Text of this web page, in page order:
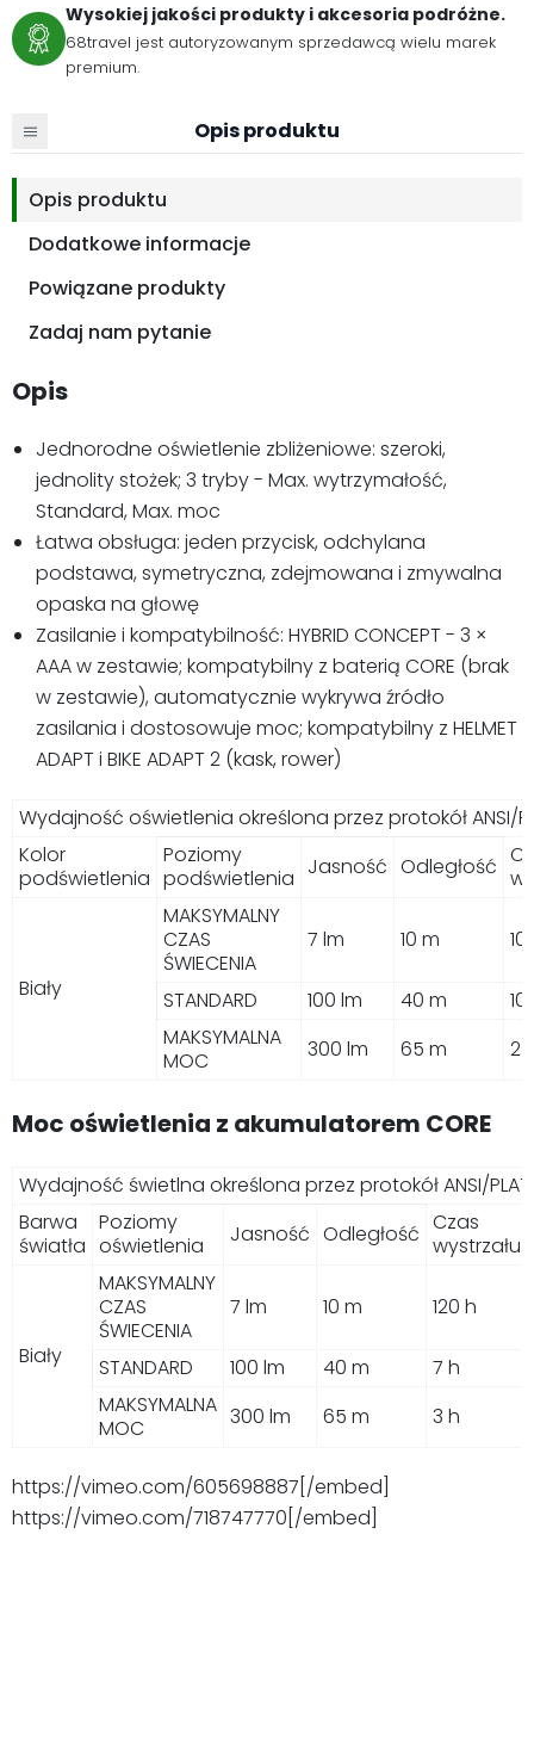
Wysokiej jakości produkty i akcesoria podróżne.
68travel jest autoryzowanym sprzedawcą wielu marek
premium.
Opis produktu
Opis produktu
Dodatkowe informacje
Powiązane produkty
Zadaj nam pytanie
Opis
Jednorodne oświetlenie zbliżeniowe: szeroki,
jednolity stożek; 3 tryby - Max. wytrzymałość,
Standard, Max. moc
Łatwa obsługa: jeden przycisk, odchylana
podstawa, symetryczna, zdejmowana i zmywalna
opaska na głowę
Zasilanie i kompatybilność: HYBRID CONCEPT - 3 ×
AAA w zestawie; kompatybilny z baterią CORE (brak
w zestawie), automatycznie wykrywa źródło
zasilania i dostosowuje moc; kompatybilny z HELMET
ADAPT i BIKE ADAPT 2 (kask, rower)
Wydajność oświetlenia określona przez protokół ANSI/
Kolor
podświetlenia
Poziomy
podświetlenia Jasność Odległość
Biały
MAKSYMALNY
CZAS
ŚWIECENIA
7 lm 10 m
STANDARD 100 lm 40 m
10
MAKSYMALNA
MOC
300 lm 65 m 2
Moc oświetlenia z akumulatorem CORE
Wydajność świetlna określona przez protokół ANSI/
Barwa
światła
Poziomy
oświetlenia
Jasność Odległość Czas
wystrzału
Biały
MAKSYMALNY
CZAS
ŚWIECENIA
7 lm 10 m 120 h
STANDARD 100 lm 40 m
7 h
MAKSYMALNA
MOC
300 lm 65 m 3 h
https://vimeo.com/605698887[/embed]
https://vimeo.com/718747770[/embed]